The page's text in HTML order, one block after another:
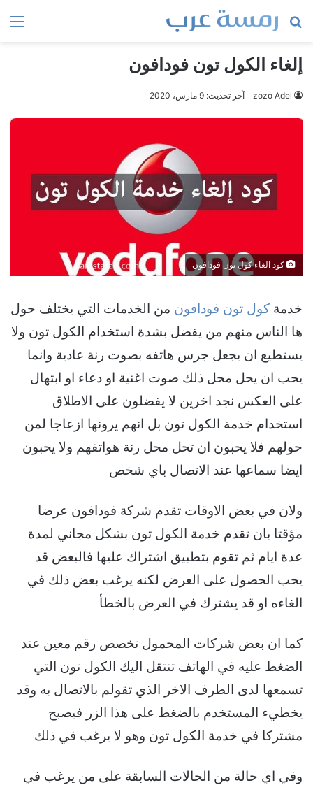
بحث
إلغاء الكول تون فودافون
zozo Adel آخر تحديث: 9 مارس، 2020
كود الغاء كول تون فودافون
خدمة كول تون فودافون من الخدمات التي يختلف حول
ها الناس منهم من يفضل بشدة استخدام الكول تون ولا
يستطيع ان يجعل جرس هاتفه بصوت رنة عادية وانما
يحب ان يحل محل ذلك صوت اغنية او دعاء او ابتهال
على العكس نجد اخرين لا يفضلون على الاطلاق
استخدام خدمة الكول تون بل انهم يرونها ازعاجا لمن
حولهم فلا يحبون ان تحل محل رنة هواتفهم ولا يحبون
ايضا سماعها عند الاتصال باي شخص
ولان في بعض الاوقات تقدم شركة فودافون عرضا
مؤقتا بان تقدم خدمة الكول تون بشكل مجاني لمدة
عدة ايام ثم تقوم بتطبيق اشتراك عليها فالبعض قد
يحب الحصول على العرض لكنه يرغب بعض ذلك في
الغاءه او قد يشترك في العرض بالخطأ
كما ان بعض شركات المحمول تخصص رقم معين عند
الضغط عليه في الهاتف تنتقل اليك الكول تون التي
تسمعها لدى الطرف الاخر الذي تقولم بالاتصال به وقد
يخطيء المستخدم بالضغط على هذا الزر فيصبح
مشتركا في خدمة الكول تون وهو لا يرغب في ذلك
وفي اي حالة من الحالات السابقة على من يرغب في